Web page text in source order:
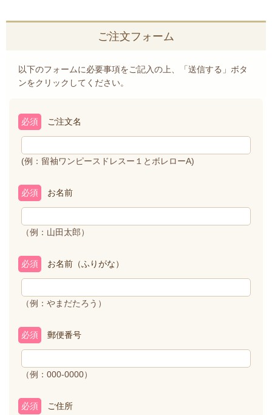
ご注文フォーム
以下のフォームに必要事項をご記入の上、「送信する」ボタ
ンをクリックしてください。
ご注文名
必須
(例：留袖ワンピースドレスー１とボレローA)
お名前
必須
（例：山田太郎）
お名前（ふりがな）
必須
（例：やまだたろう）
郵便番号
必須
（例：000-0000）
ご住所
必須